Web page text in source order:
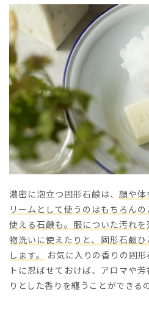
濃密に泡立つ固形石鹸は、 顔や体
リームとして使うのはもちろん
使える石鹸も。服についた汚れ
物洗いに使えたりと、固形石鹼
します。
お気に入りの香りの固
トに忍ばせておけば、アロマや
りとした香りを纏うことができる